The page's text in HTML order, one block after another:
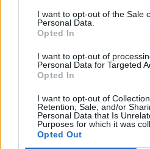
I want to opt-out of the Sale
Personal Data.
Opted In
I want to opt-out of
Personal Data for Targeted
Opted In
I want to opt-out of
Retention, Sale, and/or
Personal Data that Is
Purposes for which it was
Opted Out
πολύ ενθαρρυντικά
πρόσφατων μεγάλων
Βασίλειο, οι οποίες
-90% των περιστατικών
μήτρας σε νέες γυναίκες
εμβολιαστεί κατά του
των 17 ετών, σε σύγκριση
εμβολιασμένες γυναίκες.